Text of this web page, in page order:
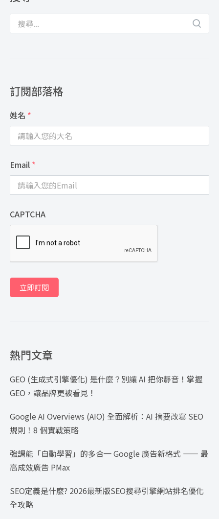
訂閱部落格
姓名 *
Email *
CAPTCHA
立即訂閱
熱門文章
GEO (生成式引擎優化) 是什麼？別讓 AI 把你靜音！掌握
GEO，讓品牌更被看見！
Google AI Overviews (AIO) 全面解析：AI 摘要改寫 SEO
規則！8 個實戰策略
強調能「自動學習」的多合一 Google 廣告新格式 —— 最
高成效廣告 PMax
SEO定義是什麼? 2026最新版SEO搜尋引擎網站排名優化
全攻略